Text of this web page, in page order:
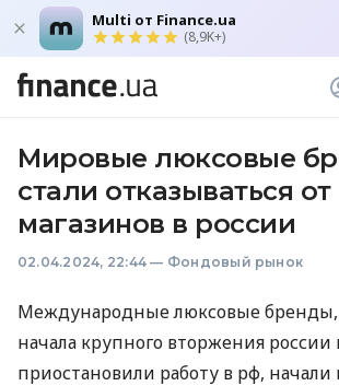
Multi от Finance.ua
(8,9K+)
Мировые люксовые
стали отказываться от
магазинов в россии
02.04.2024, 22:44 — Фондовый рынок
Международные люксовые бренды,
начала крупного вторжения россии
приостановили работу в рф, начали